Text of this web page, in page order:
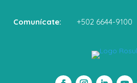
Comunícate: +502 6644-9100